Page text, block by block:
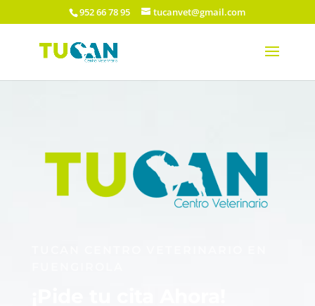
952 66 78 95 tucanvet@gmail.com